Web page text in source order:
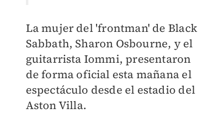
La mujer del 'frontman' de Black
Sabbath, Sharon Osbourne, y el
guitarrista Iommi, presentaron
de forma oficial esta mañana el
espectáculo desde el estadio del
Aston Villa.